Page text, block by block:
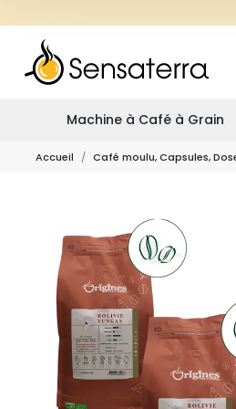
Machine à Café à Grain
Accueil Café moulu, Capsules,